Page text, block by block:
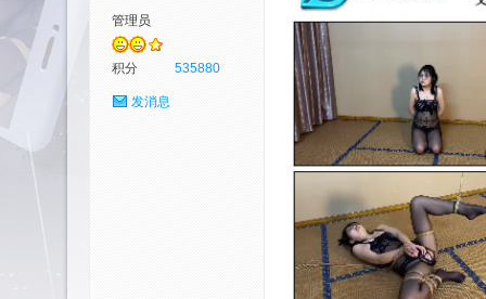
管理员
积分 535880
发消息